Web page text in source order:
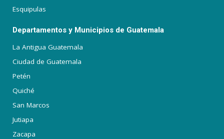
Esquipulas
Departamentos y Municipios de Guatemala
La Antigua Guatemala
Ciudad de Guatemala
Petén
Quiché
San Marcos
Jutiapa
Zacapa